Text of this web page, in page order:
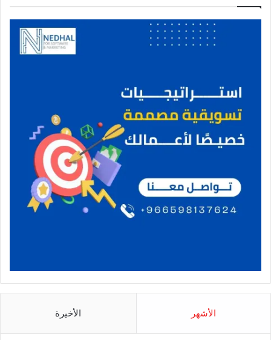
الأشهر الأخيرة